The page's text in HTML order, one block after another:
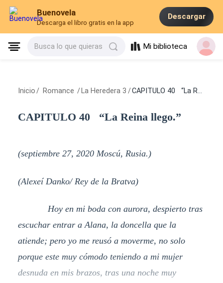
Buenovela
Descarga el libro gratis en la app
Descargar
Busca lo que quieras Mi biblioteca
Inicio / Romance / La Heredera 3 /CAPITULO 40 “La Reina llego.”
CAPITULO 40 “La Reina llego.”
(septiembre 27, 2020 Moscú, Rusia.)
(Alexeí Danko/ Rey de la Bratva)
Hoy en mi boda con aurora, despierto tras
escuchar entrar a Alana, la doncella que la
atiende; pero yo me reusó a moverme, no solo
porque este muy cómodo teniendo a mi mujer
desnuda en mis brazos, tras una noche muy